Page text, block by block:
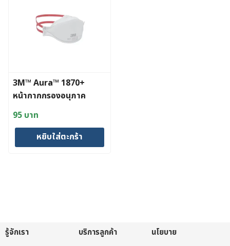
3M™ Aura™ 1870+
หน้ากากกรองอนุภาค
สำหรับใช้งานทางการ
แพทย์
95 บาท
หยิบใส่ตะกร้า
รู้จักเรา บริการลูกค้า นโยบาย